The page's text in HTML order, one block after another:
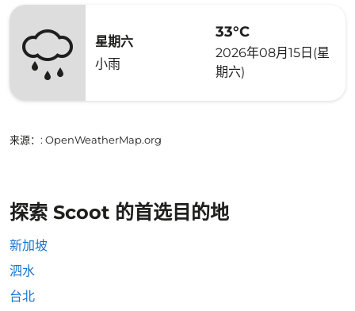
星期六
小雨
33°C
2026年08月15日(星
期六)
来源： : OpenWeatherMap.org
探索 Scoot 的首选目的地
新加坡
泗水
台北